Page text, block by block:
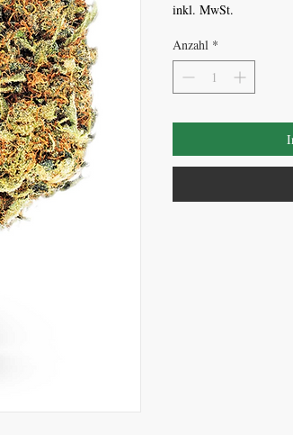
inkl. MwSt.
Anzahl *